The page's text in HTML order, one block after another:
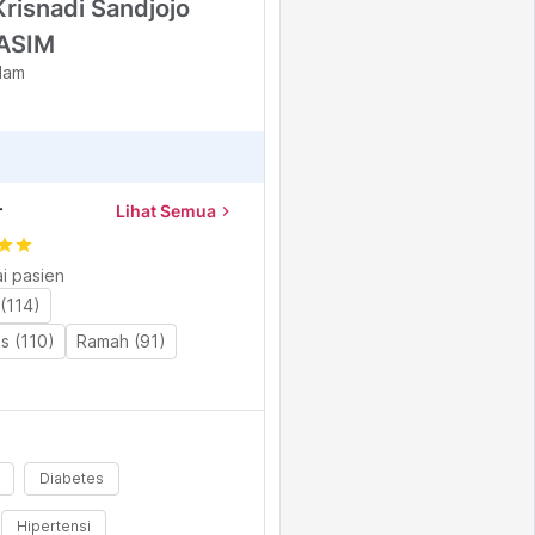
Sandjojo
Lihat Semuachevron_right
star
pasien
(110)
Ramah (91)
Diabetes
Hipertensi